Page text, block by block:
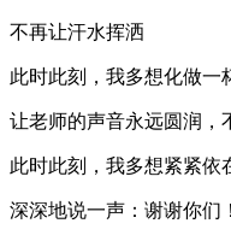
不再让汗水挥洒
此时此刻，我多想化做一
让老师的声音永远圆润，
此时此刻，我多想紧紧依
深深地说一声：谢谢你们！